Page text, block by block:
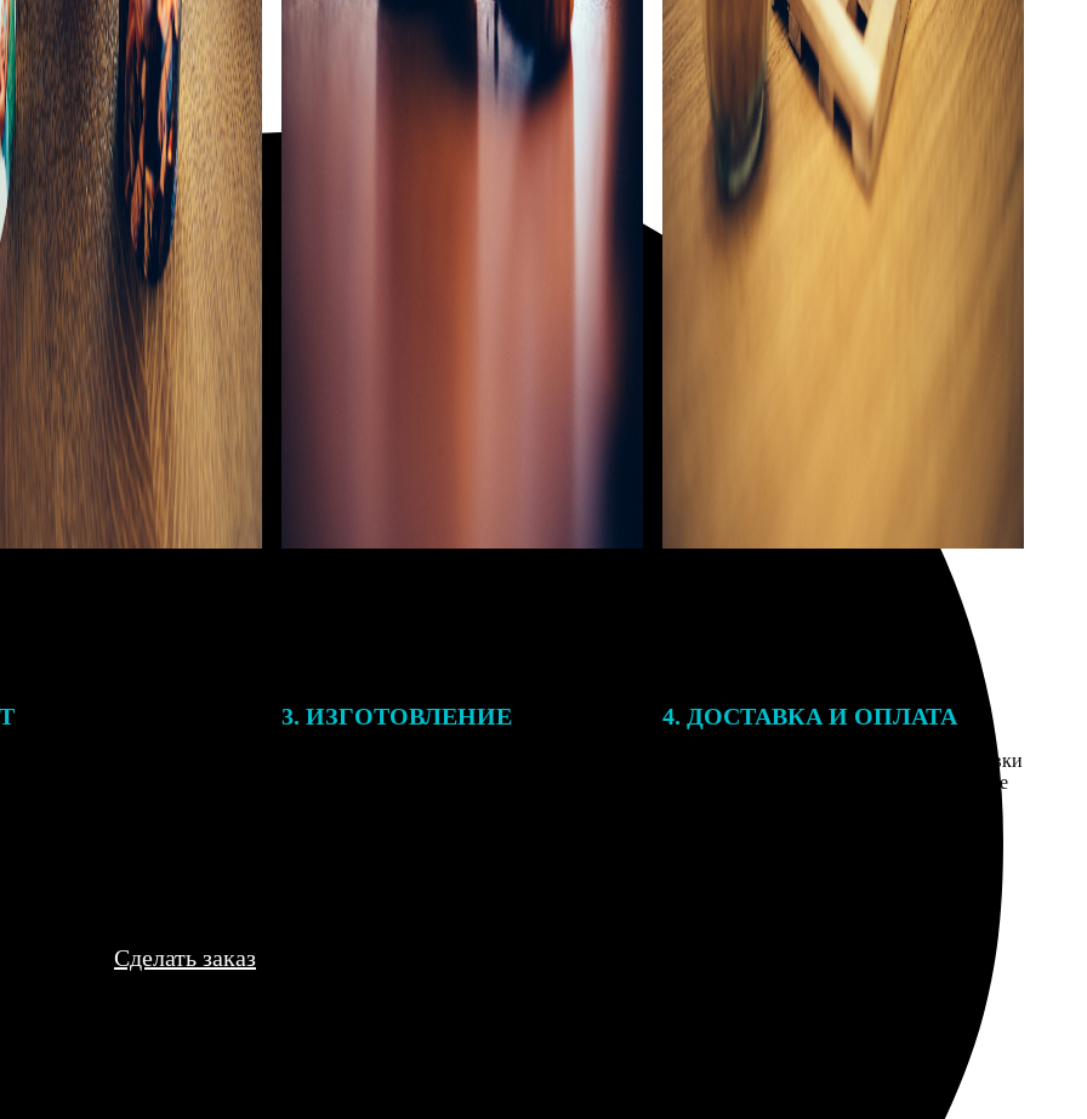
3. ИЗГОТОВЛЕНИЕ 4. ДОСТАВКА И ОПЛАТА
Введите адрес и выберите способ доставки
заказа. Если у вас есть промокод, введите
Сделать заказ